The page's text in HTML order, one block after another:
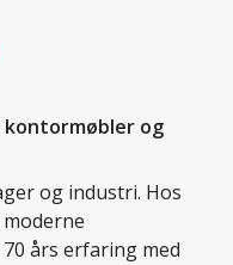
kontormøbler og
og industri. Hos
års erfaring med